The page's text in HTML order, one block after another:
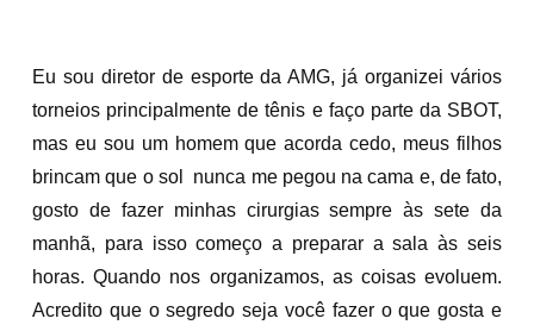
Eu sou diretor de esporte da AMG, já organizei vários
torneios principalmente de tênis e faço parte da SBOT,
mas eu sou um homem que acorda cedo, meus filhos
brincam que o sol nunca me pegou na cama e, de fato,
gosto de fazer minhas cirurgias sempre às sete da
manhã, para isso começo a preparar a sala às seis
horas. Quando nos organizamos, as coisas evoluem.
Acredito que o segredo seja você fazer o que gosta e